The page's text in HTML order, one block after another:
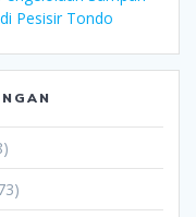
Pesisir Tondo